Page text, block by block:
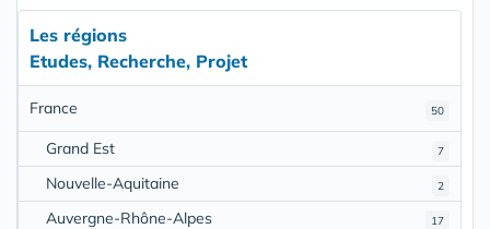
Les régions
Etudes, Recherche, Projet
50
France
7
Grand Est
2
Nouvelle-Aquitaine
17
Auvergne-Rhône-Alpes